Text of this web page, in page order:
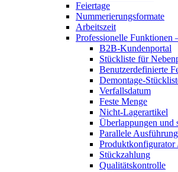
Feiertage
Nummerierungsformate
Arbeitszeit
Professionelle Funktionen
B2B-Kundenportal
Stückliste für
Benutzerdefinierte
Demontage-
Verfallsdatum
Feste Menge
Nicht-Lagerartikel
Überlappungen und
Parallele
Produktkonfigurator
Stückzahlung
Qualitätskontrolle